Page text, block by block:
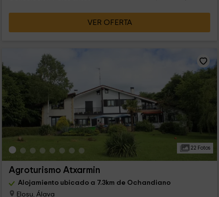
VER OFERTA
22 Fotos
Agroturismo Atxarmin
Alojamiento ubicado a 7.3km de Ochandiano
Elosu, Álava